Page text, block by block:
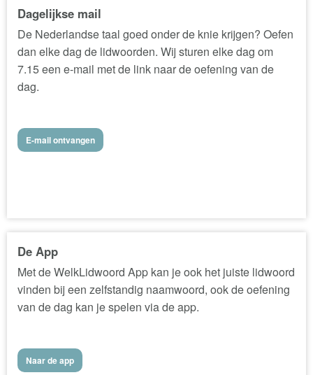
Dagelijkse mail
De Nederlandse taal goed onder de knie krijgen? Oefen
dan elke dag de lidwoorden. Wij sturen elke dag om
7.15 een e-mail met de link naar de oefening van de
dag.
E-mail ontvangen
De App
Met de WelkLidwoord App kan je ook het juiste lidwoord
vinden bij een zelfstandig naamwoord, ook de oefening
van de dag kan je spelen via de app.
Naar de app